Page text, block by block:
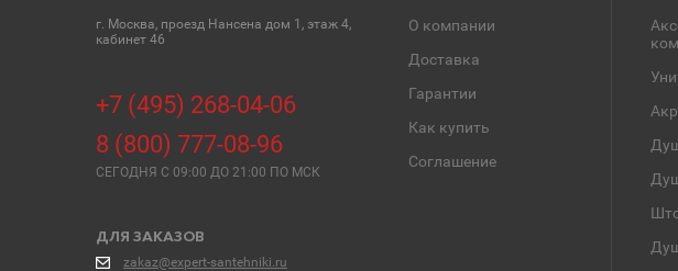
г. Москва, проезд Нансена дом 1, этаж 4,
кабинет 46
+7 (495) 268-04-06
8 (800) 777-08-96
СЕГОДНЯ C 09:00 ДО 21:00 ПО МСК
ДЛЯ ЗАКАЗОВ
zakaz@expert-santehniki.ru
О компании
Доставка
Гарантии
Как купить
Соглашение